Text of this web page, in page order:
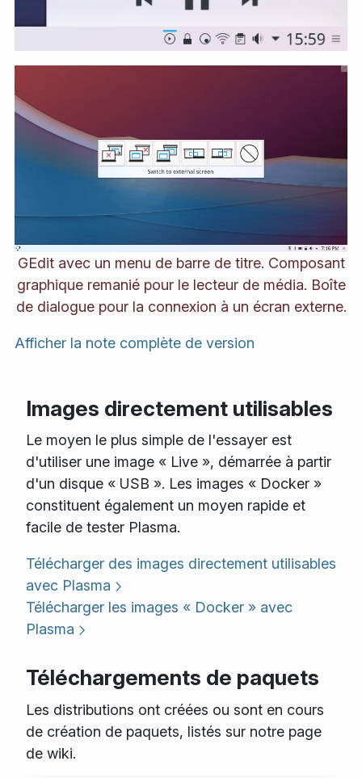
GEdit avec un menu de barre de titre. Composant
graphique remanié pour le lecteur de média. Boîte
de dialogue pour la connexion à un écran externe.
Afficher la note complète de version
Images directement utilisables
Le moyen le plus simple de l'essayer est
d'utiliser une image « Live », démarrée à partir
d'un disque « USB ». Les images « Docker »
constituent également un moyen rapide et
facile de tester Plasma.
Télécharger des images directement utilisables
avec Plasma
Télécharger les images « Docker » avec
Plasma
Téléchargements de paquets
Les distributions ont créées ou sont en cours
de création de paquets, listés sur notre page
de wiki.